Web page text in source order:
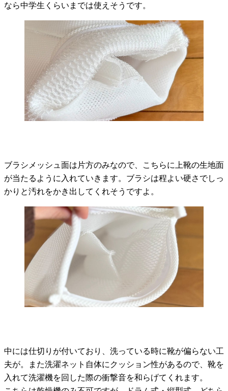
なら中学生くらいまでは使えそうです。
ブラシメッシュ面は片方のみなので、こちらに上靴の生地面
が当たるように入れていきます。ブラシは程よい硬さでしっ
かりと汚れをかき出してくれそうですよ。
中には仕切りが付いており、洗っている時に靴が偏らない工
夫が。また洗濯ネット自体にクッション性があるので、靴を
入れて洗濯機を回した際の衝撃音を和らげてくれます。